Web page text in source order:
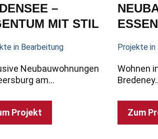
–
MIT STIL
in Bearbeitung
Neubauwohnungen
am…
Projekt
Projekte in
Wohnen
Zum